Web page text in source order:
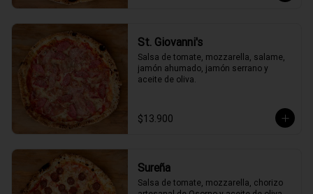
St. Giovanni's
Salsa de tomate, mozzarella, salame,
jamón ahumado, jamón serrano y
aceite de oliva.
$13.900
Sureña
Salsa de tomate, mozzarella, chorizo